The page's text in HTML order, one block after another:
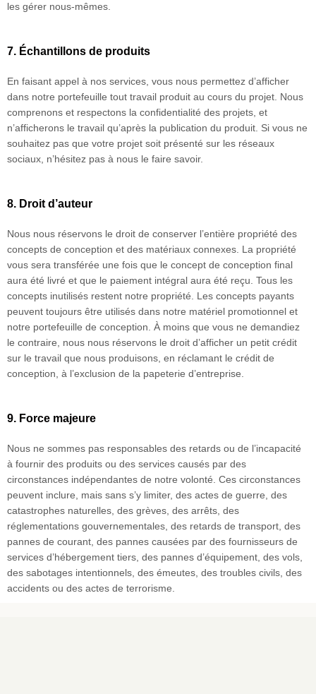
les gérer nous-mêmes.
7. Échantillons de produits
En faisant appel à nos services, vous nous permettez d’afficher
dans notre portefeuille tout travail produit au cours du projet. Nous
comprenons et respectons la confidentialité des projets, et
n’afficherons le travail qu’après la publication du produit. Si vous ne
souhaitez pas que votre projet soit présenté sur les réseaux
sociaux, n’hésitez pas à nous le faire savoir.
8. Droit d’auteur
Nous nous réservons le droit de conserver l’entière propriété des
concepts de conception et des matériaux connexes. La propriété
vous sera transférée une fois que le concept de conception final
aura été livré et que le paiement intégral aura été reçu. Tous les
concepts inutilisés restent notre propriété. Les concepts payants
peuvent toujours être utilisés dans notre matériel promotionnel et
notre portefeuille de conception. À moins que vous ne demandiez
le contraire, nous nous réservons le droit d’afficher un petit crédit
sur le travail que nous produisons, en réclamant le crédit de
conception, à l’exclusion de la papeterie d’entreprise.
9. Force majeure
Nous ne sommes pas responsables des retards ou de l’incapacité
à fournir des produits ou des services causés par des
circonstances indépendantes de notre volonté. Ces circonstances
peuvent inclure, mais sans s’y limiter, des actes de guerre, des
catastrophes naturelles, des grèves, des arrêts, des
réglementations gouvernementales, des retards de transport, des
pannes de courant, des pannes causées par des fournisseurs de
services d’hébergement tiers, des pannes d’équipement, des vols,
des sabotages intentionnels, des émeutes, des troubles civils, des
accidents ou des actes de terrorisme.